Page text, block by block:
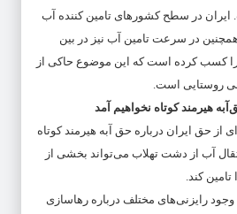
در سطح کشورهای تامین کننده آب
در سرعت تامین آب نیز در بین
کسب کرده است که این موضوع حاکی از
روستایی است.
هیرمند کوتاه نخواهیم آمد
از حق ایران درباره حق آبه هیرمند کوتاه
آب از دشت تهلاب می‌تواند بخشی از
کند.
وجود رایزنی‌های مختلف درباره رهاسازی